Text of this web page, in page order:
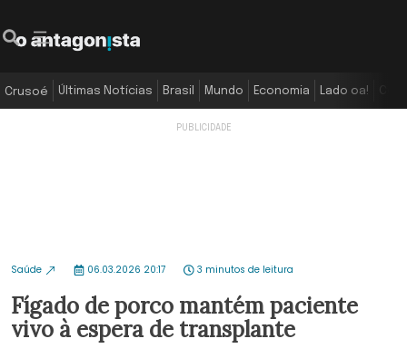
Crusoé Últimas Notícias Brasil Mundo Economia Lado oa!
Saúde 06.03.2026 20:17 3 minutos de leitura
Fígado de porco mantém paciente
vivo à espera de transplante